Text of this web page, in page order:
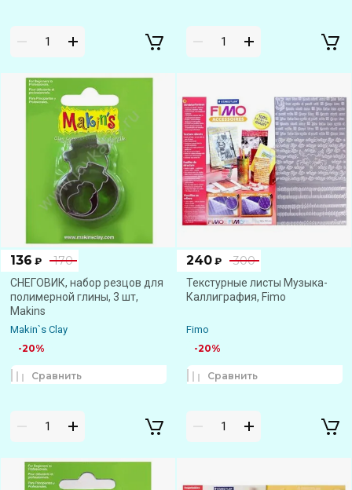
170
136 ₽
СНЕГОВИК, набор резцов для
полимерной глины, 3 шт,
Makins
Makin`s Clay
-20%
Сравнить
300
240 ₽
Текстурные листы Музыка-
Каллиграфия, Fimo
Fimo
-20%
Сравнить